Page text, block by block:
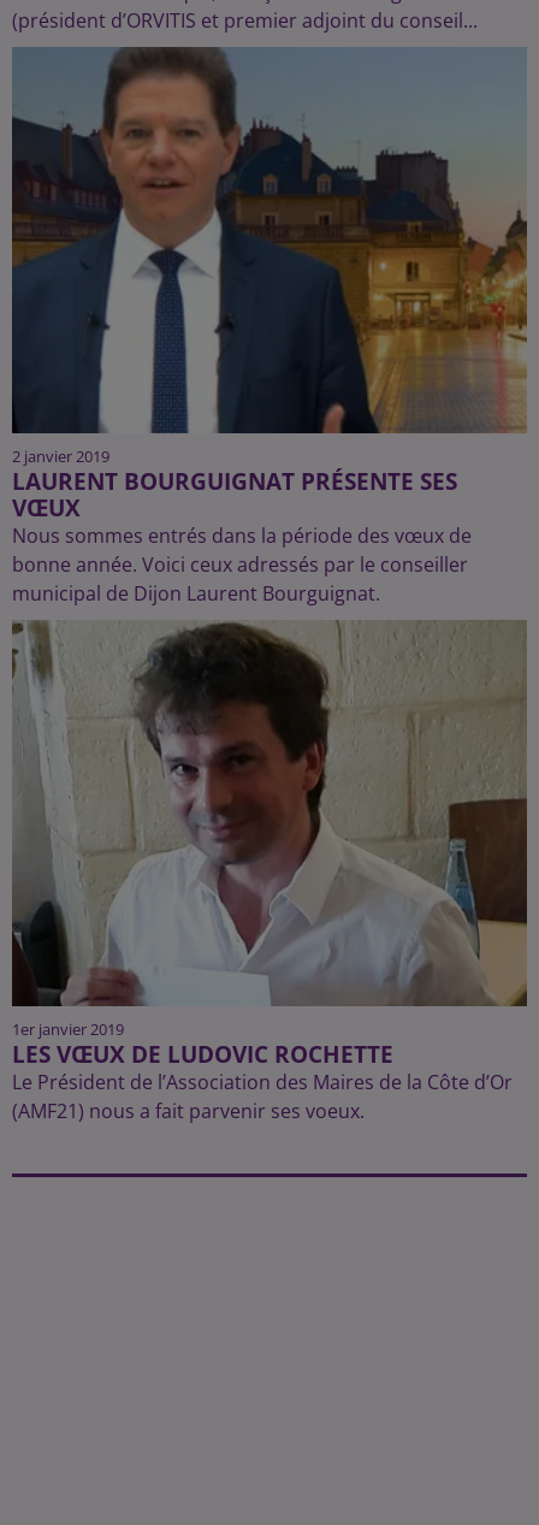
(président d’ORVITIS et premier adjoint du conseil...
2 janvier 2019
LAURENT BOURGUIGNAT PRÉSENTE SES
VŒUX
Nous sommes entrés dans la période des vœux de
bonne année. Voici ceux adressés par le conseiller
municipal de Dijon Laurent Bourguignat.
1er janvier 2019
LES VŒUX DE LUDOVIC ROCHETTE
Le Président de l’Association des Maires de la Côte d’Or
(AMF21) nous a fait parvenir ses voeux.